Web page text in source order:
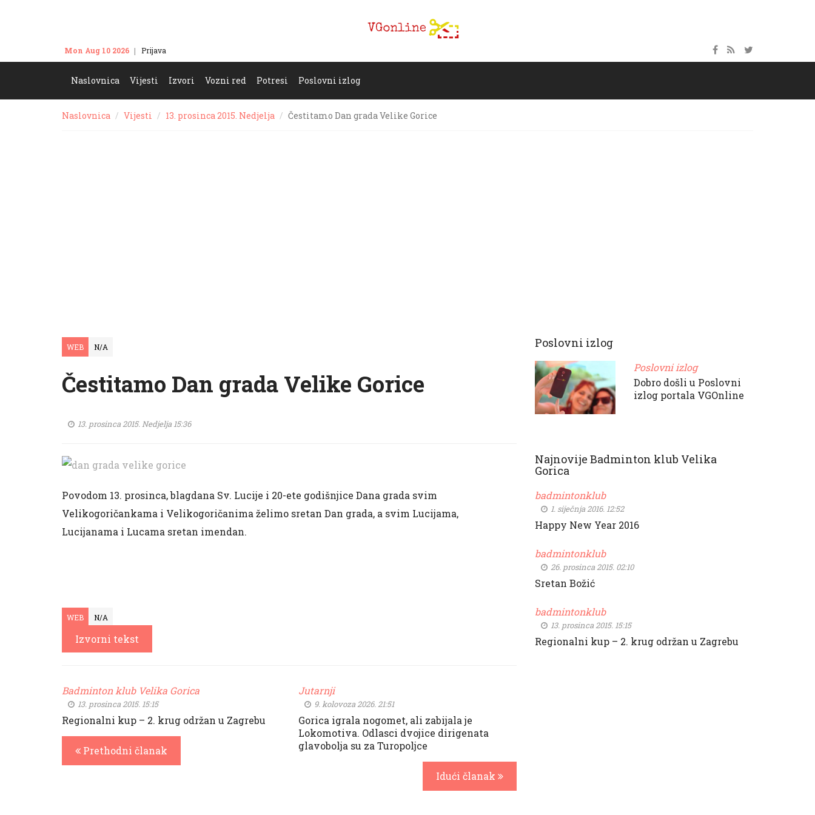
Mon Aug 10 2026 Prijava
Naslovnica Vijesti Izvori Vozni red Potresi Poslovni izlog
Naslovnica Vijesti 13. prosinca 2015. Nedjelja Čestitamo Dan grada Velike Gorice
WEB N/A
Čestitamo Dan grada Velike Gorice
13. prosinca 2015. Nedjelja 15:36
Povodom 13. prosinca, blagdana Sv. Lucije i 20-ete godišnjice Dana grada svim
Velikogoričankama i Velikogoričanima želimo sretan Dan grada, a svim Lucijama,
Lucijanama i Lucama sretan imendan.
WEB N/A
Izvorni tekst
Badminton klub Velika Gorica
13. prosinca 2015. 15:15
Regionalni kup – 2. krug održan u Zagrebu
Prethodni članak
Jutarnji
9. kolovoza 2026. 21:51
Gorica igrala nogomet, ali zabijala je
Lokomotiva. Odlasci dvojice dirigenata
glavobolja su za Turopoljce
Idući članak
Poslovni izlog
Poslovni izlog
Dobro došli u Poslovni
izlog portala VGOnline
Najnovije Badminton klub Velika
Gorica
badmintonklub
1. siječnja 2016. 12:52
Happy New Year 2016
badmintonklub
26. prosinca 2015. 02:10
Sretan Božić
badmintonklub
13. prosinca 2015. 15:15
Regionalni kup – 2. krug održan u Zagrebu